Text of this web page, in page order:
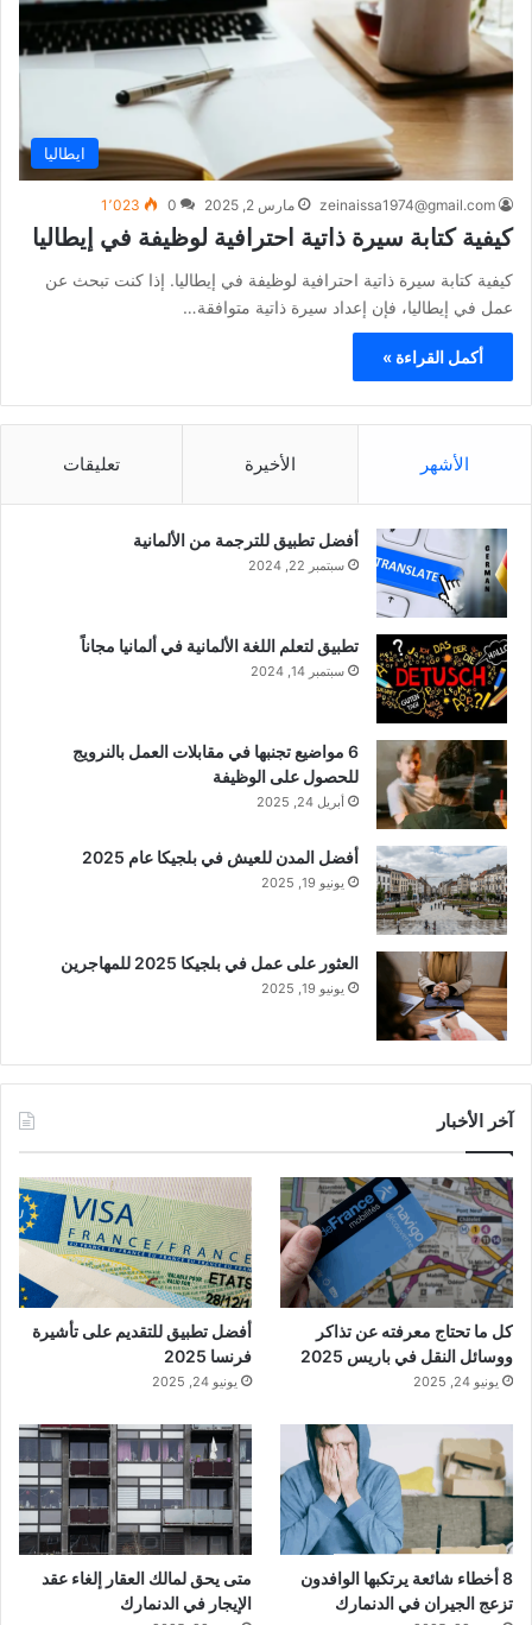
ايطاليا
zeinaissa1974@gmail.com مارس 2, 2025 0 1٬023
كيفية كتابة سيرة ذاتية احترافية لوظيفة في إيطاليا
كيفية كتابة سيرة ذاتية احترافية لوظيفة في إيطاليا. إذا كنت تبحث عن
عمل في إيطاليا، فإن إعداد سيرة ذاتية متوافقة…
أكمل القراءة »
الأشهر الأخيرة تعليقات
أفضل تطبيق للترجمة من الألمانية
سبتمبر 22, 2024
تطبيق لتعلم اللغة الألمانية في ألمانيا مجاناً
سبتمبر 14, 2024
6 مواضيع تجنبها في مقابلات العمل بالنرويج
للحصول على الوظيفة
أبريل 24, 2025
أفضل المدن للعيش في بلجيكا عام 2025
يونيو 19, 2025
العثور على عمل في بلجيكا 2025 للمهاجرين
يونيو 19, 2025
آخر الأخبار
كل ما تحتاج معرفته عن تذاكر
ووسائل النقل في باريس 2025
يونيو 24, 2025
أفضل تطبيق للتقديم على تأشيرة
فرنسا 2025
يونيو 24, 2025
8 أخطاء شائعة يرتكبها الوافدون
تزعج الجيران في الدنمارك
متى يحق لمالك العقار إلغاء عقد
الإيجار في الدنمارك